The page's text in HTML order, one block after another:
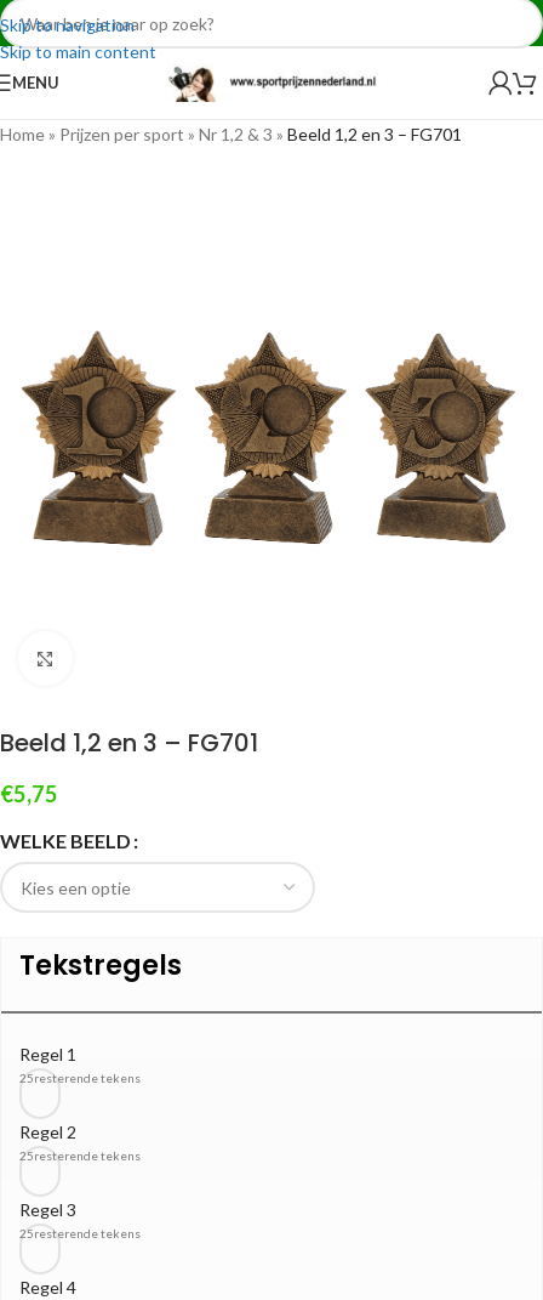
Skip to navigation
Skip to main content
MENU
Home» Prijzen per sport » Nr 1,2 & 3 » Beeld 1,2 en 3 – FG701
Beeld 1,2 en 3 – FG701
€5,75
WELKE BEELD
Tekstregels
Regel 1
25resterende tekens
Regel 2
25resterende tekens
Regel 3
25resterende tekens
Regel 4